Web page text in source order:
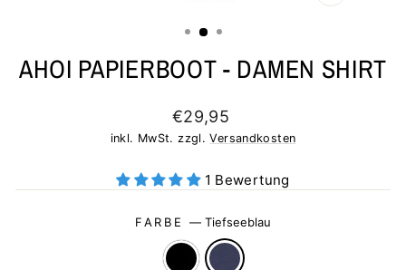
AHOI PAPIERBOOT - DAMEN SHIRT
Normaler
Preis
€29,95
inkl. MwSt. zzgl.Versandkosten
1 Bewertung
FARBE — Tiefseeblau